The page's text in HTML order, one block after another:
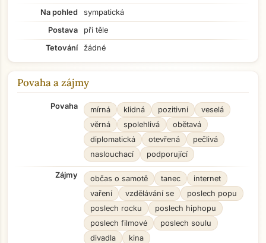
Na pohled
sympatická
Postava
při těle
Tetování
žádné
Povaha a zájmy
Povaha mírná klidná pozitivní
veselá
věrná
spolehlivá
obětavá
diplomatická
otevřená
pečlivá
naslouchací
podporující
Zájmy občas o samotě tanec
internet
vaření
vzdělávání se
poslech popu
poslech rocku
poslech hiphopu
poslech filmové
poslech soulu
divadla
kina